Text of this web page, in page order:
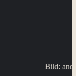
Bild: